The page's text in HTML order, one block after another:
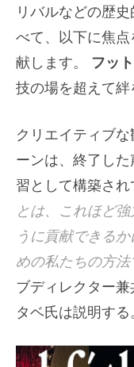
リバルなどの歴
べて、以下に焦
献します。 フッ
技の場を超えて絆
クリエイティブ
ーンは、終了し
習として構築され
とは、これほど
うに貢献できる
めの私たちの方法
ブディレクター
タベ氏は説明する。